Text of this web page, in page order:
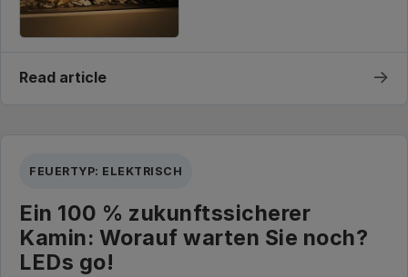
Read article →
FEUERTYP: ELEKTRISCH
Ein 100 % zukunftssicherer
Kamin: Worauf warten Sie noch?
LEDs go!